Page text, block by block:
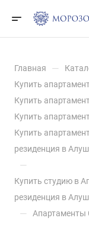
Главная —
Купить
Купить
Купить
Купить
резиденция в
—
Купить студию в
резиденция в
— Апартаменты